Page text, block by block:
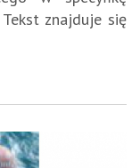
znajduje się